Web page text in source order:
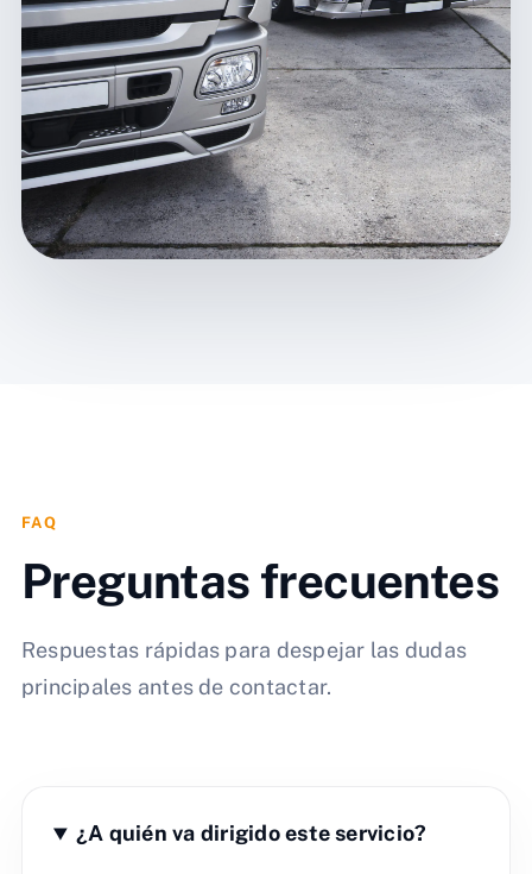
FAQ
Preguntas frecuentes
Respuestas rápidas para despejar las dudas
principales antes de contactar.
¿A quién va dirigido este servicio?